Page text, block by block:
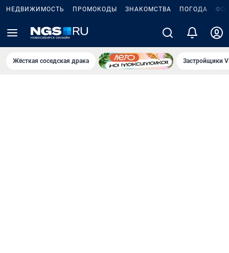
НЕДВИЖИМОСТЬ ПРОМОКОДЫ ЗНАКОМСТВА ПОГОДА
Жёсткая соседская драка Застройщики